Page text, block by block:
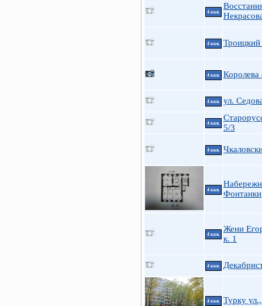
4 ккв.
4 ккв.
4 ккв. Королева
4 ккв. ул.
4 ккв.
5/3
4 ккв.
4 ккв.
Фонтанки
4 ккв.
Жени
к. 1
4 ккв.
4 ккв. Турку